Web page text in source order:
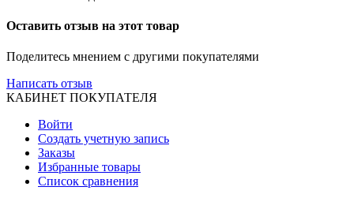
Оставить отзыв на этот товар
Поделитесь мнением с другими покупателями
Написать отзыв
КАБИНЕТ ПОКУПАТЕЛЯ
Войти
Создать учетную запись
Заказы
Избранные товары
Список сравнения